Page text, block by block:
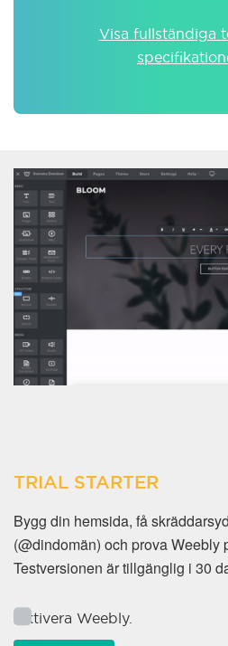
Visa fullständiga
TRIAL STARTER
Bygg din hemsida, få
(@dindomän) och prova Weebly
Testversionen är tillgänglig i 30
Aktivera Weebly.